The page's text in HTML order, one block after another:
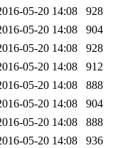
05-20 14:08
928
05-20 14:08
904
05-20 14:08
928
05-20 14:08
912
05-20 14:08
888
05-20 14:08
904
05-20 14:08
888
05-20 14:08
936